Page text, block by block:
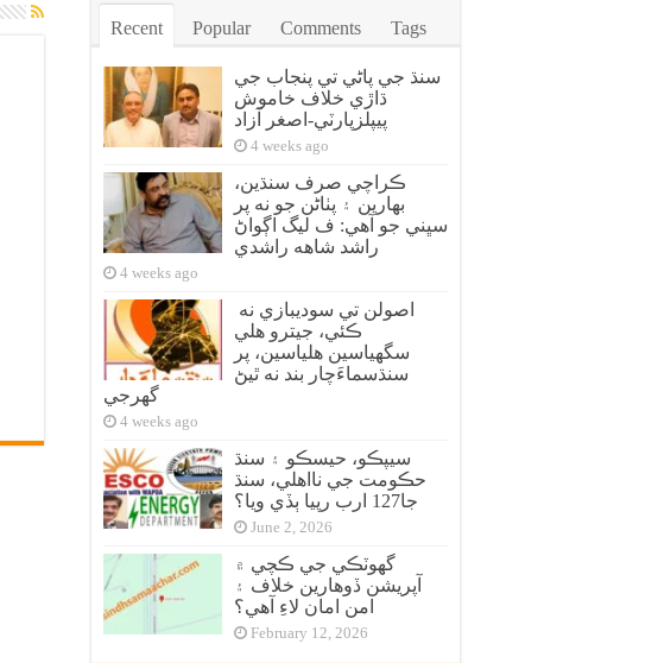
Recent Popular Comments Tags
سنڌ جي پاڻي تي پنجاب جي
ڌاڙي خلاف خاموش
پيپلزپارٽي-اصغر آزاد
4 weeks ago
ڪراچي صرف سنڌين،
بهارين ۽ پٺاڻن جو نه پر
سڀني جو آهي: ف ليگ اڳواڻ
راشد شاهه راشدي
4 weeks ago
ڪئي، جيترو هلي
سگهياسين هلياسين، پر
سنڌسماءَچار بند نه ٿيڻ
گهرجي
4 weeks ago
سيپڪو، حيسڪو ۽ سنڌ
حڪومت جي نااهلي، سنڌ
جا127 ارب رپيا ٻڏي ويا؟
June 2, 2026
گهوٽڪي جي ڪچي ۾
آپريشن ڏوهارين خلاف ۽
امن امان لاءِ آهي؟
February 12, 2026